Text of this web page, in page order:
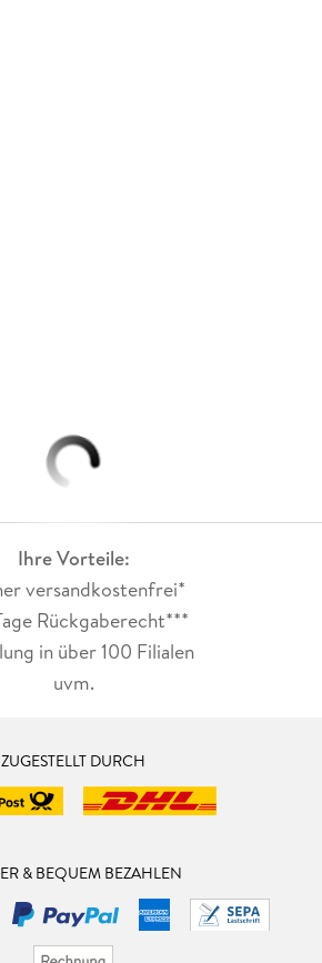
Ihre Vorteile:
versandkostenfrei*
Rückgaberecht***
in über 100 Filialen
uvm.
ZUGESTELLT DURCH
& BEQUEM BEZAHLEN